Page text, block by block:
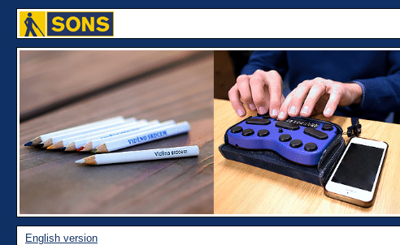
English version